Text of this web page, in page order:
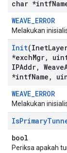
char *intf
WEAVE_ERROR
Melakukan
Init(Inet
*exchMgr,
IPAddr, Weave
*intfName ,
WEAVE_ERROR
Melakukan
IsPrimary
bool
Periksa apakah